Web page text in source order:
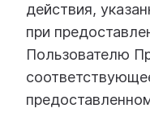
действия,
при
Пользователю